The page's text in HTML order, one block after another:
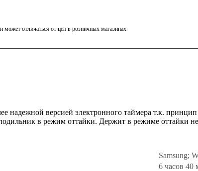
может отличаться от цен в розничных магазинах
надежной версией электронного таймера т.к.
в режим оттайки. Держит в режиме оттайки
Samsung;
6 часов 40